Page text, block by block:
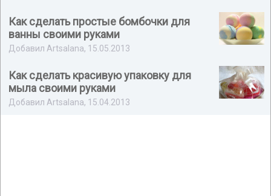
Как сделать простые бомбочки для
ванны своими руками
Добавил Artsalana, 15.05.2013
Как сделать красивую упаковку для
мыла своими руками
Добавил Artsalana, 15.04.2013